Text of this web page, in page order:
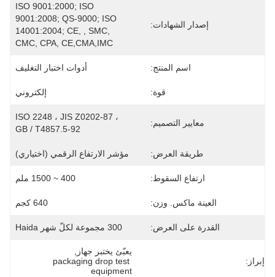
إصدار الشهادات:
ISO 9001:2000; ISO
9001:2008; QS-9000; ISO
14001:2004; CE, , SMC,
CMC, CPA, CE,CMA,IMC
اسم المنتج: أدوات اختبار التغليف
قوة: إلكتروني
معايير التصميم:
ISO 2248 ، JIS Z0202-87 ،
GB / T4857.5-92
طريقة العرض: مؤشر الارتفاع الرقمي (اختياري)
ارتفاع السقوط: 400 ~ 1500 ملم
العينة ماكس. وزن: 640 كجم
القدرة على العرض: 300 مجموعة لكلّ شهر Haida
إبراز:
يعبّئ يختبر جهاز
packaging drop test
equipment